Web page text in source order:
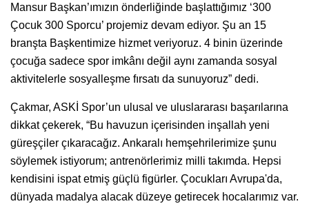
Mansur Başkan’ımızın önderliğinde başlattığımız ‘300
Çocuk 300 Sporcu’ projemiz devam ediyor. Şu an 15
branşta Başkentimize hizmet veriyoruz. 4 binin üzerinde
çocuğa sadece spor imkânı değil aynı zamanda sosyal
aktivitelerle sosyalleşme fırsatı da sunuyoruz” dedi.
Çakmar, ASKİ Spor’un ulusal ve uluslararası başarılarına
dikkat çekerek, “Bu havuzun içerisinden inşallah yeni
güreşçiler çıkaracağız. Ankaralı hemşehrilerimize şunu
söylemek istiyorum; antrenörlerimiz milli takımda. Hepsi
kendisini ispat etmiş güçlü figürler. Çocukları Avrupa'da,
dünyada madalya alacak düzeye getirecek hocalarımız var.